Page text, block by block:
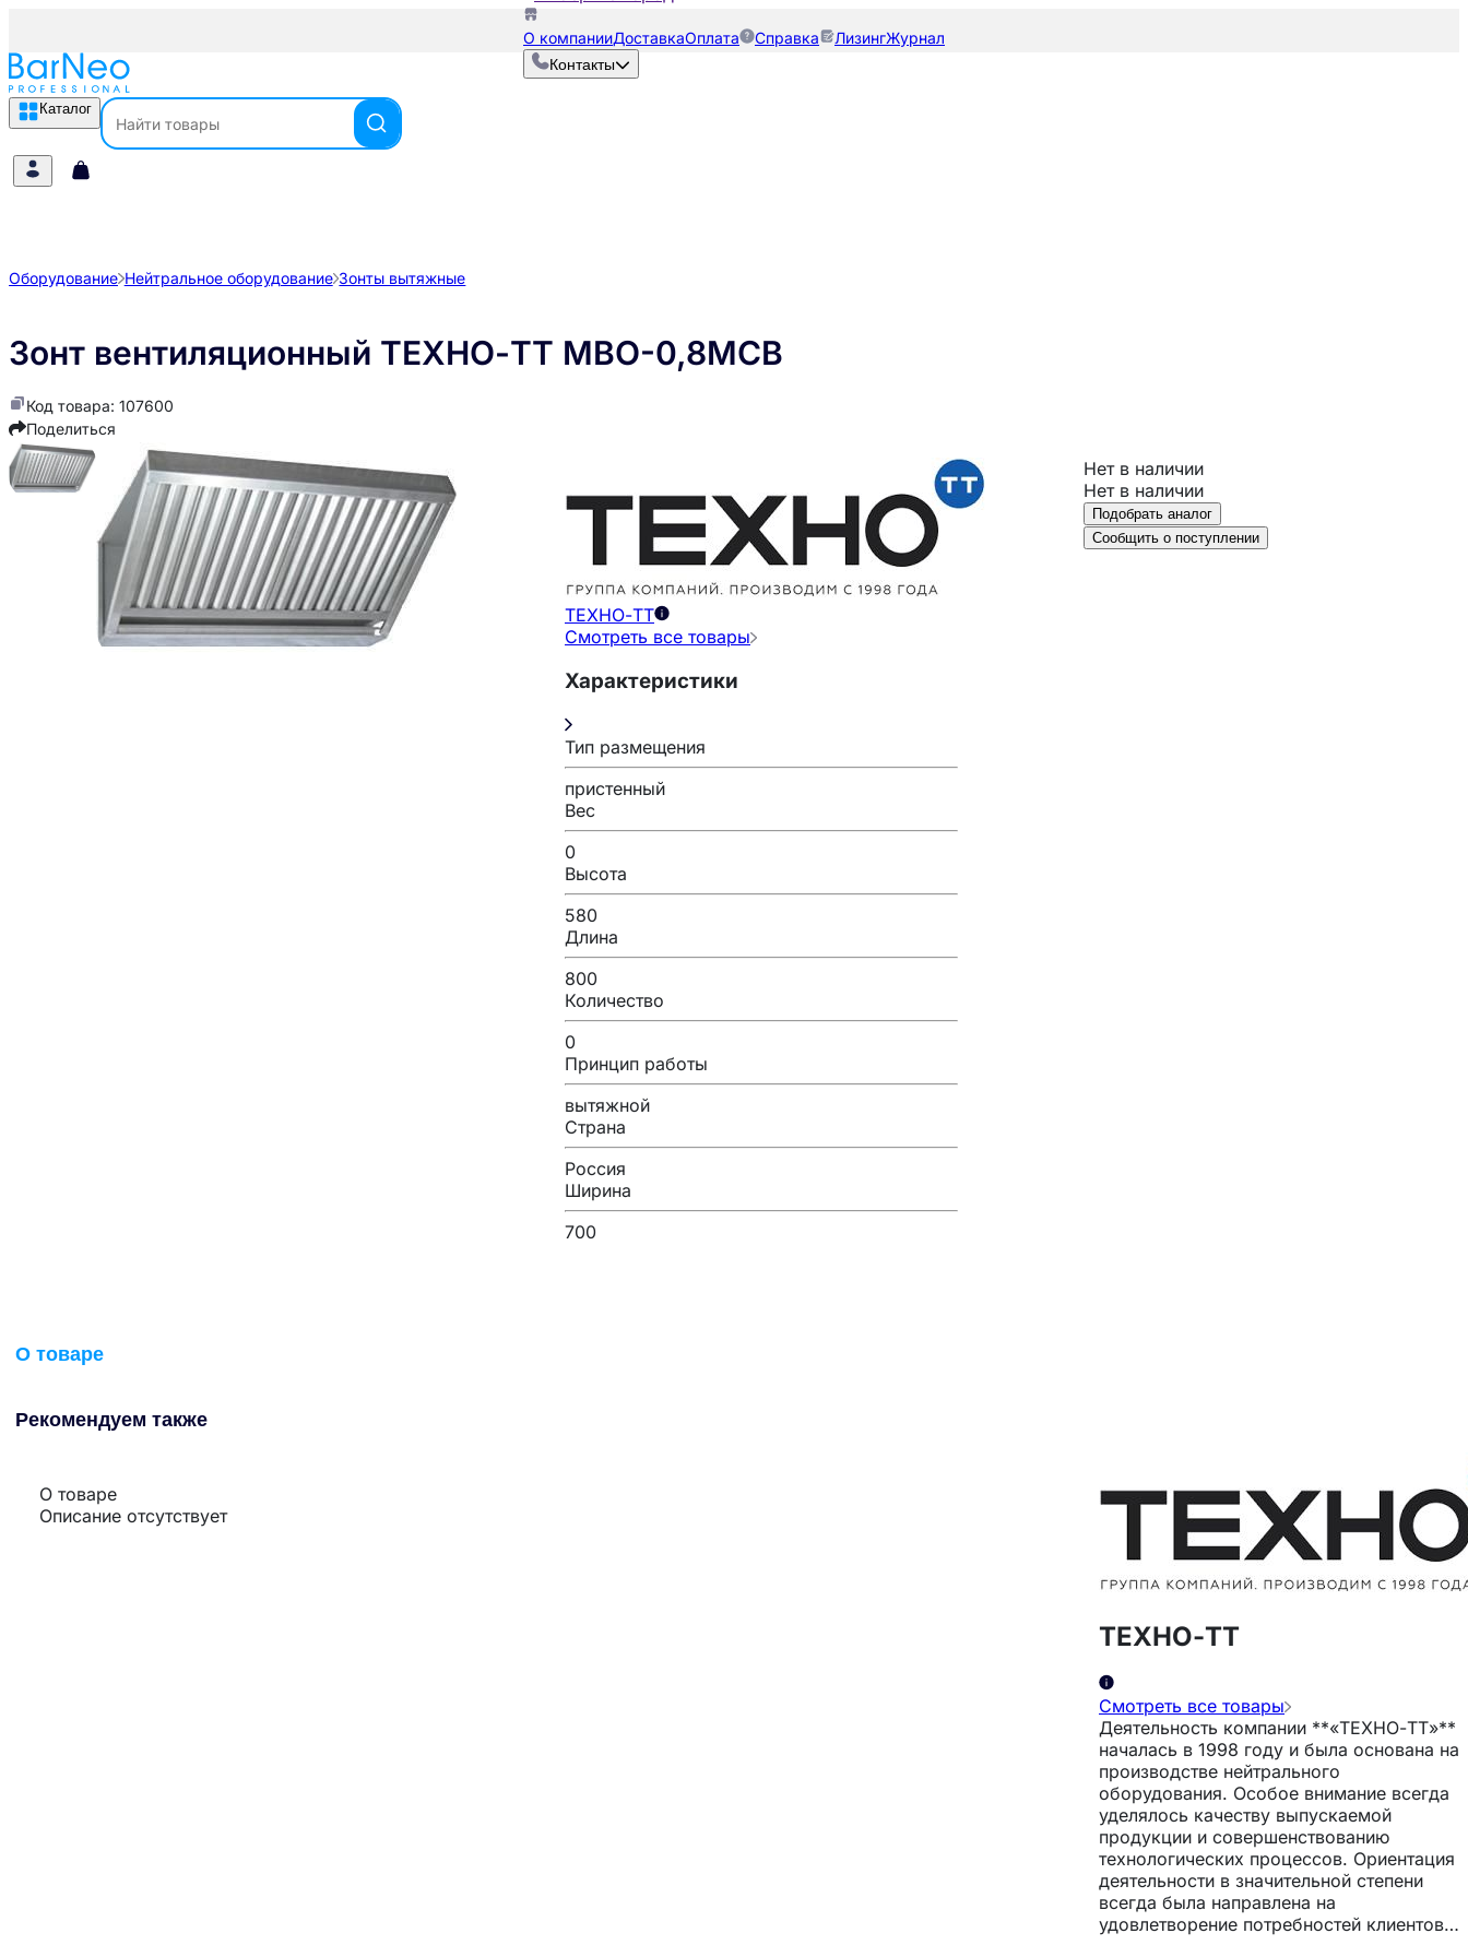
О компанииДоставкаОплата Справка ЛизингЖурнал
Контакты
Каталог
Оборудование Нейтральное оборудование Зонты вытяжные
Зонт вентиляционный ТЕХНО-ТТ МВО-0,8МСВ
Код товара: 107600
Поделиться
ТЕХНО-ТТ
Смотреть все товары
Характеристики
Тип размещения
пристенный
Вес
0
Высота
580
Длина
800
Количество
0
Принцип работы
вытяжной
Страна
Россия
Ширина
700
Нет в наличии
Нет в наличии
Подобрать аналог
Сообщить о поступлении
О товаре
Рекомендуем также
О товаре
Описание отсутствует
ТЕХНО-ТТ
Смотреть все товары
Деятельность компании **«ТЕХНО-ТТ»**
началась в 1998 году и была основана на
производстве нейтрального
оборудования. Особое внимание всегда
уделялось качеству выпускаемой
продукции и совершенствованию
технологических процессов. Ориентация
деятельности в значительной степени
всегда была направлена на
удовлетворение потребностей клиентов.